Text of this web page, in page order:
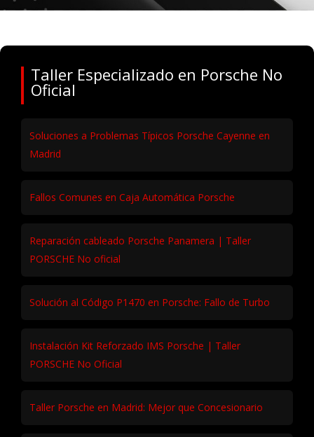
Taller Especializado en Porsche No
Oficial
Soluciones a Problemas Típicos Porsche Cayenne en
Madrid
Fallos Comunes en Caja Automática Porsche
Reparación cableado Porsche Panamera | Taller
PORSCHE No oficial
Solución al Código P1470 en Porsche: Fallo de Turbo
Instalación Kit Reforzado IMS Porsche | Taller
PORSCHE No Oficial
Taller Porsche en Madrid: Mejor que Concesionario